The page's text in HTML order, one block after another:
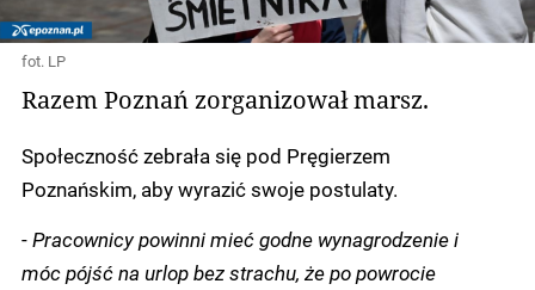
fot. LP
Razem Poznań zorganizował marsz.
Społeczność zebrała się pod Pręgierzem
Poznańskim, aby wyrazić swoje postulaty.
-Pracownicy powinni mieć godne wynagrodzenie i
móc pójść na urlop bez strachu, że po powrocie